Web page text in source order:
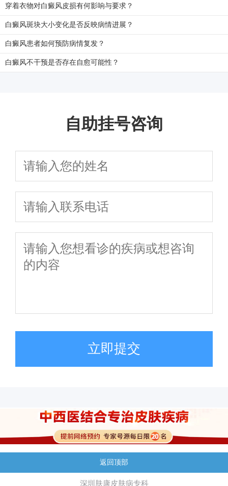
穿着衣物对白癜风皮损有何影响与要求？
白癜风斑块大小变化是否反映病情进展？
白癜风患者如何预防病情复发？
白癜风不干预是否存在自愈可能性？
自助挂号咨询
立即提交
返回顶部
深圳肤康皮肤病专科